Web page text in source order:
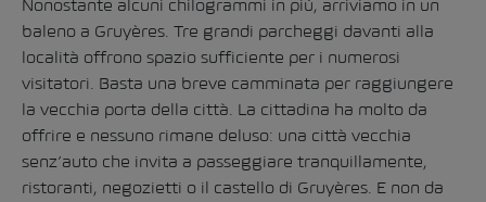
Nonostante alcuni chilogrammi in più, arriviamo in un
baleno a Gruyères. Tre grandi parcheggi davanti alla
località offrono spazio sufficiente per i numerosi
visitatori. Basta una breve camminata per raggiungere
la vecchia porta della città. La cittadina ha molto da
offrire e nessuno rimane deluso: una città vecchia
senz’auto che invita a passeggiare tranquillamente,
ristoranti, negozietti o il castello di Gruyères. E non da